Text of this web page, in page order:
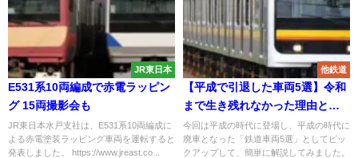
JR東日本
E531系10両編成で赤電ラッピン
グ 15両撮影会も
JR東日本水戸支社は、E531系10両編成に
よる赤電塗装ラッピング車両を運転すると
発表しました。 https://www.jreast.co...
他鉄道
【平成で引退した車両5選】令和
まで生き残れなかった理由と
は？
今回は平成の時代に登場し、平成の時代に
廃車となった「鉄道車両5選」としてピッ
クアップして、簡単に解説してみました。